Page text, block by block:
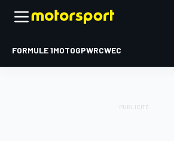
FORMULE 1MOTOGPWRCWEC